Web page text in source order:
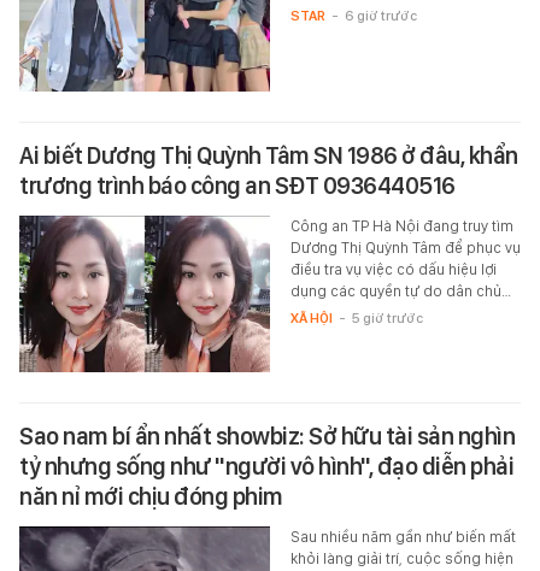
STAR - 6 giờ trước
Ai biết Dương Thị Quỳnh Tâm SN 1986 ở đâu, khẩn
trương trình báo công an SĐT 0936440516
Công an TP Hà Nội đang truy tìm
Dương Thị Quỳnh Tâm để phục vụ
điều tra vụ việc có dấu hiệu lợi
dụng các quyền tự do dân chủ…
XÃ HỘI - 5 giờ trước
Sao nam bí ẩn nhất showbiz: Sở hữu tài sản nghìn
tỷ nhưng sống như "người vô hình", đạo diễn phải
năn nỉ mới chịu đóng phim
Sau nhiều năm gần như biến mất
khỏi làng giải trí, cuộc sống hiện